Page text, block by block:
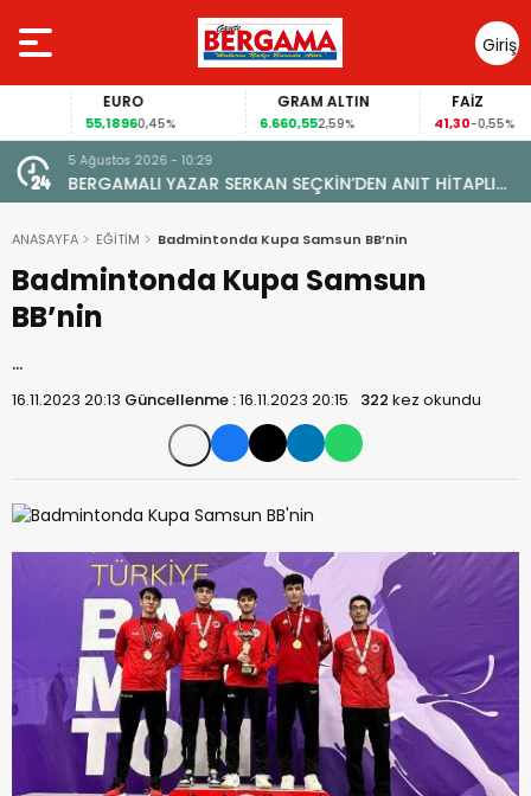
Giriş
Yap
EURO
55,18960,45%
GRAM ALTIN
6.660,552,59%
FAİZ
41,30-0,55%
5 Ağustos 2026 - 10:29
BERGAMALI YAZAR SERKAN SEÇKİN’DEN ANIT HİTAPLI
KİTAP: “PERGAMON’DAN ARTVİN’E”
ANASAYFA EĞİTİM Badmintonda Kupa Samsun BB’nin
Badmintonda Kupa Samsun
BB’nin
…
16.11.2023 20:13 Güncellenme :16.11.2023 20:15 322 kez okundu